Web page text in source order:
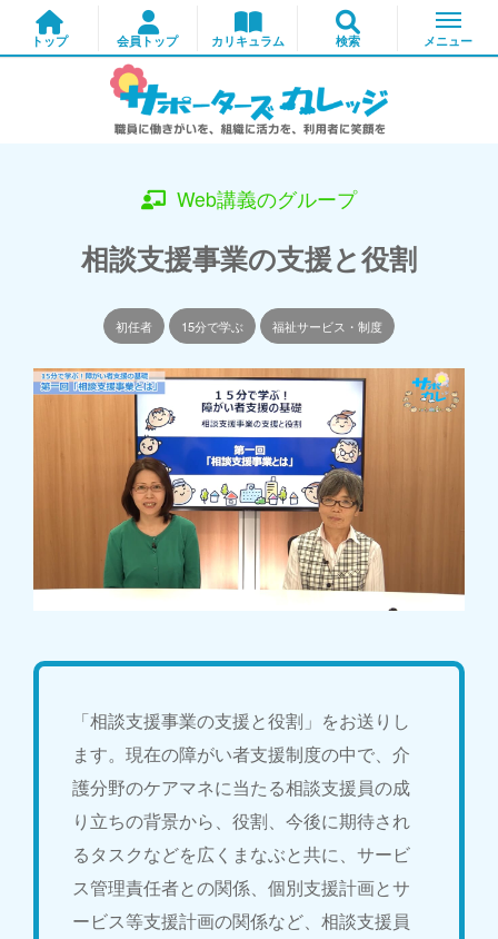
Web講義のグループ
相談支援事業の支援と役割
初任者 15分で学ぶ 福祉サービス・制度
「相談支援事業の支援と役割」をお送りし
ます。現在の障がい者支援制度の中で、介
護分野のケアマネに当たる相談支援員の成
り立ちの背景から、役割、今後に期待され
るタスクなどを広くまなぶと共に、サービ
ス管理責任者との関係、個別支援計画とサ
ービス等支援計画の関係など、相談支援員